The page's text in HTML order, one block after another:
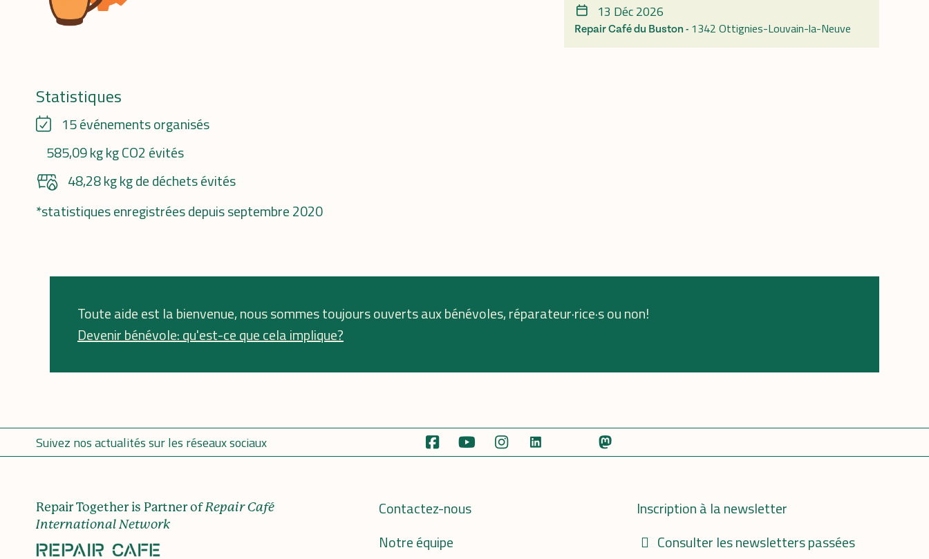
Statistiques
15 événements organisés
585,09 kg kg CO2 évités
48,28 kg kg de déchets évités
*statistiques enregistrées depuis septembre 2020
13 Déc 2026
Repair Café du Buston - 1342 Ottignies-Louvain-la-Neuve
Toute aide est la bienvenue, nous sommes toujours ouverts aux bénévoles, réparateur·rice·s ou non!
Devenir bénévole: qu'est-ce que cela implique?
Suivez nos actualités sur les réseaux sociaux
Repair Together is Partner ofRepair Café
International Network
Contactez-nous
Notre équipe
Inscription à la newsletter
Consulter les newsletters passées